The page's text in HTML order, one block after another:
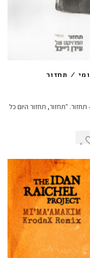
/ תחזור
תחזור. "תחזור, תחזור היום כל
0